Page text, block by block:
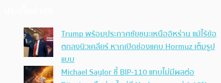
Trump พร้อมประกาศชัยชนะเหนืออิหร่าน แม้ไร้ข้อ
ตกลงนิวเคลียร์ หากเปิดช่องแคบ Hormuz เต็มรูป
แบบ
Michael Saylor ชี้ BIP-110 แทบไม่มีผลต่อ